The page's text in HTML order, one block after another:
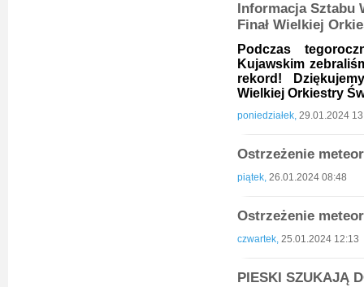
Informacja Sztabu
Finał Wielkiej
Podczas
Kujawskim
rekord!
Wielkiej Orkiestry
poniedziałek, 29.01.2024
Ostrzeżenie
piątek, 26.01.2024 08:48
Ostrzeżenie
czwartek, 25.01.2024 12:13
PIESKI SZUKAJĄ